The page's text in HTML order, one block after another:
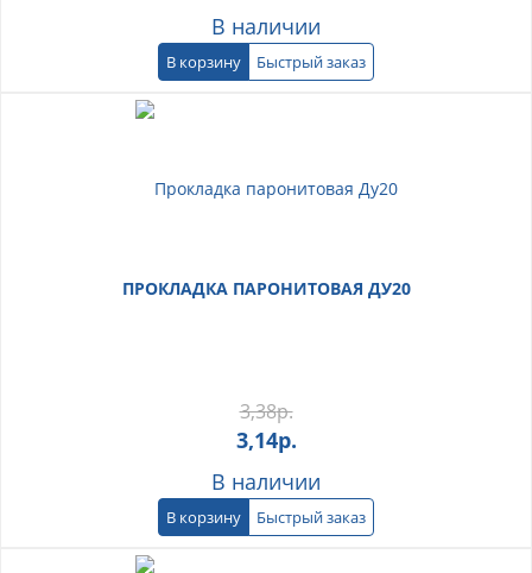
В наличии
В корзину Быстрый заказ
ПРОКЛАДКА ПАРОНИТОВАЯ ДУ20
3,38р.
3,14р.
В наличии
В корзину Быстрый заказ